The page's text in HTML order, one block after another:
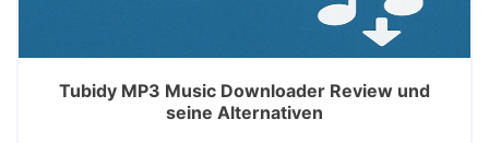
Tubidy MP3 Music Downloader Review und
seine Alternativen